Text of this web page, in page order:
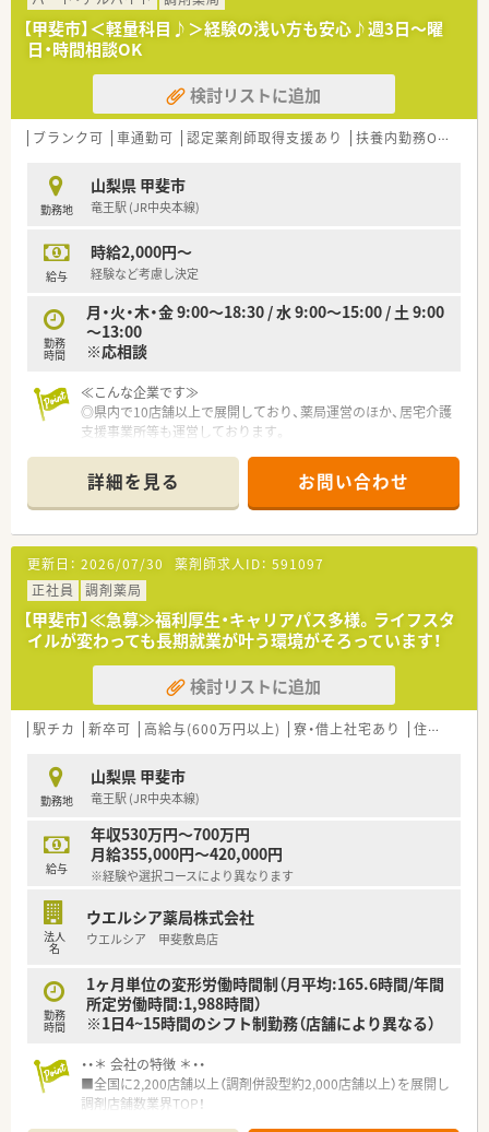
■調剤薬局事業のほか、カフェ運営やECサイトなど多角的な事
業で安定した経営基盤を誇ります。
■「地域でまた行きたい薬局No.1」という理念を掲げ、質の高い
サービス提供を目指しています。
【こんな方が活躍中】
■向上心が高く、法人全体で用意されている豊富な研修制度を活
■患者様一人ひとりの話に耳を傾け、親身なコミュニケーション
を大切にしている方が働いています。
■チームワークを尊重し、他のスタッフと協力しながら円滑な薬
【こんな方にオススメ】
くり向き合いたい方に最適です。
■年間休日124日という休みが充実した環境で、仕事と私生活の
調和を図りたい方におすすめです。
働きたいと考えている方に最適です。
【甲斐市】＜軽量科目♪＞経験の浅い方も安心♪週3日～曜
日・時間相談OK
検討リストに追加
ブランク可 車通勤可 認定薬剤師取得支援あり 扶養内勤務OK
勤務地
山梨県 甲斐市
竜王駅 (JR中央本線)
給与
時給2,000円～
経験など考慮し決定
勤務
時間
月・火・木・金 9:00～18:30 / 水 9:00～15:00 / 土 9:00
～13:00
※応相談
≪こんな企業です≫
◎県内で10店舗以上で展開しており、薬局運営のほか、居宅介護
支援事業所等も運営しております。
舗もあるほか
地域医療に力を入れ近隣住人との交流を深める活動を積極的
に実施しております。
◎本部常駐スタッフがおり、店舗全体で人員の不足がある場合に
対応できる
休みの融通が利きやすい会社です。
詳細を見る お問い合わせ
更新日： 2026/07/30 薬剤師求人ID： 591097
正社員
調剤薬局
【甲斐市】≪急募≫福利厚生・キャリアパス多様。ライフスタ
イルが変わっても長期就業が叶う環境がそろっています！
検討リストに追加
駅チカ 新卒可 高給与(600万円以上) 寮・借上社宅あり 住宅補助(手当)あり
勤務地
山梨県 甲斐市
竜王駅 (JR中央本線)
給与
年収530万円～700万円
月給355,000円～420,000円
※経験や選択コースにより異なります
法人
名
ウエルシア薬局株式会社
ウエルシア 甲斐敷島店
勤務
時間
1ヶ月単位の変形労働時間制（月平均:165.6時間/年間
所定労働時間:1,988時間）
※1日4~15時間のシフト制勤務（店舗により異なる）
・・＊ 会社の特徴 ＊・・
■全国に2,200店舗以上（調剤併設型約2,000店舗以上）を展開し
調剤店舗数業界TOP！